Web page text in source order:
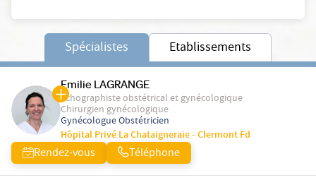
Spécialistes Etablissements
Emilie LAGRANGE
Echographiste obstétrical et gynécologique
Chirurgien gynécologique
Gynécologue Obstétricien
Hôpital Privé La Chataigneraie - Clermont Fd
Rendez-vous Téléphone